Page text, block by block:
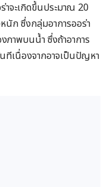
าจะเกิดขึ้นประมาณ 20
นัก ซึ่งกลุ่มอาการออร่า
ภาพบนน้ำ ซึ่งถ้าอาการ
เนื่องจากอาจเป็นปัญหา